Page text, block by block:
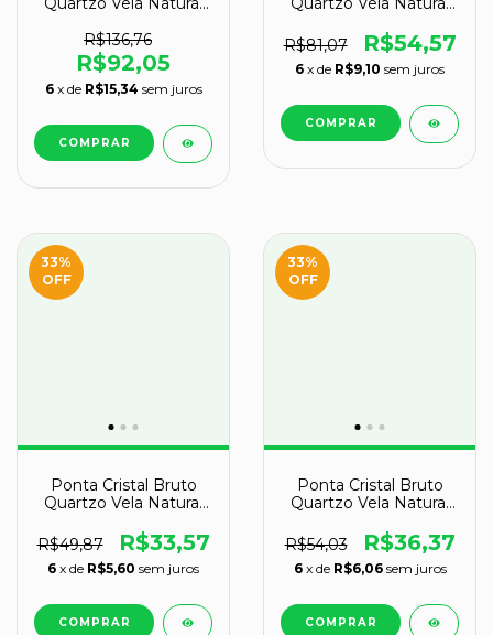
405 g
R$136,76
R$92,05
6 x de R$15,34 sem juros
336 g
R$81,07 R$54,57
6 x de R$9,10 sem juros
33%
OFF
Ponta Cristal Bruto
Quartzo Vela Natural
237 g
R$49,87 R$33,57
6 x de R$5,60 sem juros
33%
OFF
Ponta Cristal Bruto
Quartzo Vela Natural
208 g
R$54,03 R$36,37
6 x de R$6,06 sem juros